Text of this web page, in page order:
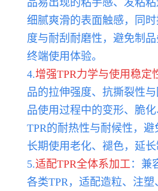
细腻爽滑的表面触感，同
度与耐刮耐磨性，避免制
终端使用体验。
4.增强TPR力学与使用稳定
品的拉伸强度、抗撕裂性
品使用过程中的变形、脆
TPR的耐热性与耐候性，避
长期使用老化、褪色，延长
5.适配TPR全体系加工 ：兼
各类TPR，适配造粒、注